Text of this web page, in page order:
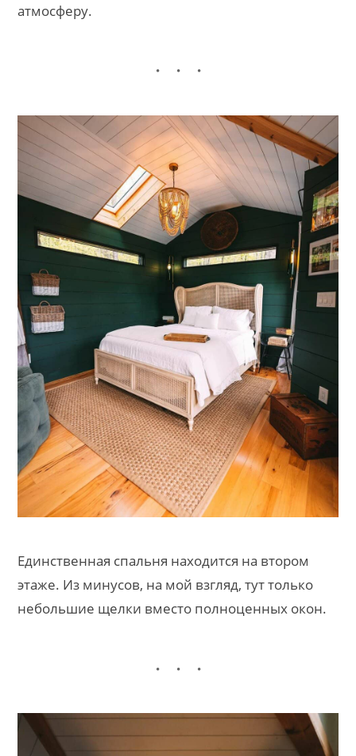
атмосферу.
Единственная спальня находится на втором
этаже. Из минусов, на мой взгляд, тут только
небольшие щелки вместо полноценных окон.